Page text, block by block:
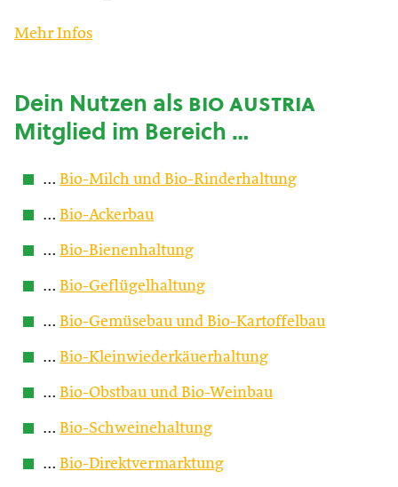
Mehr Infos
Dein Nutzen alsbio austria
Mitglied im Bereich …
… Bio-Milch und Bio-Rinderhaltung
… Bio-Ackerbau
… Bio-Bienenhaltung
… Bio-Geflügelhaltung
… Bio-Gemüsebau und Bio-Kartoffelbau
… Bio-Kleinwiederkäuerhaltung
… Bio-Obstbau und Bio-Weinbau
… Bio-Schweinehaltung
… Bio-Direktvermarktung